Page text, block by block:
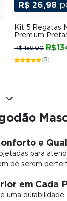
R$ 26,98
Kit 5 Regatas
Premium
R$ 159,00
(3)
e
para
de serem
em Cada